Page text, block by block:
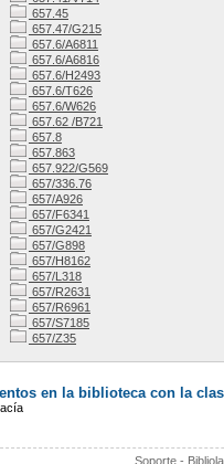
657.45
657.47/G215
657.6/A6811
657.6/A6816
657.6/H2493
657.6/T626
657.6/W626
657.62 /B721
657.8
657.863
657.922/G569
657/336.76
657/A926
657/F6341
657/G2421
657/G898
657/H8162
657/L318
657/R2631
657/R6961
657/S7185
657/Z35
en la biblioteca con la
Soporte -